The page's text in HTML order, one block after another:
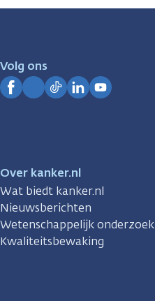
Volg ons
Over kanker.nl
Wat biedt kanker.nl
Nieuwsberichten
Wetenschappelijk onderzoek
Kwaliteitsbewaking